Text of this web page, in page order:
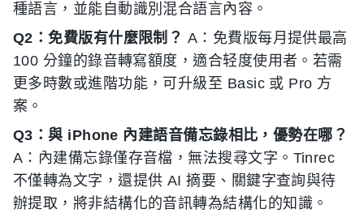
種語言，並能自動識別混合語言內容。
Q2：免費版有什麼限制？ A：免費版每月提供最高
100 分鐘的錄音轉寫額度，適合轻度使用者。若需
更多時數或進階功能，可升級至 Basic 或 Pro 方
案。
Q3：與 iPhone 內建語音備忘錄相比，優勢在哪？
A：內建備忘錄僅存音檔，無法搜尋文字。Tinrec
不僅轉為文字，還提供 AI 摘要、關鍵字查詢與待
辦提取，將非結構化的音訊轉為結構化的知識。